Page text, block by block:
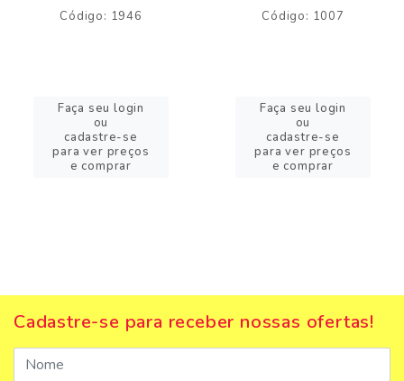
Código: 1946
Faça seu login
ou
cadastre-se
para ver preços
e comprar
Código: 1007
Faça seu login
ou
cadastre-se
para ver preços
e comprar
Cadastre-se para receber nossas ofertas!